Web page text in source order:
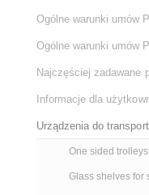
Ogólne warunki umów
Ogólne warunki umów
Najczęściej zadawane
Informacje dla
Urządzenia do
One sided trolleys
Glass shelves for